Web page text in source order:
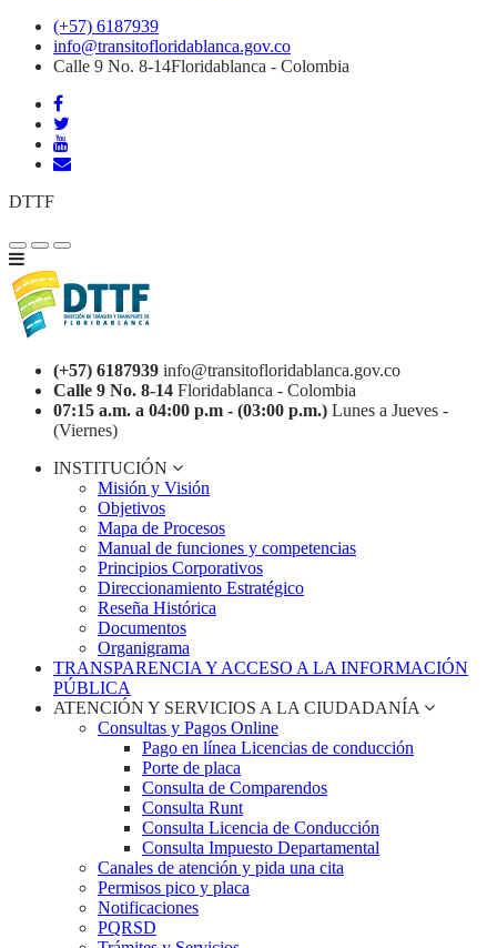
(+57) 6187939
info@transitofloridablanca.gov.co
Calle 9 No. 8-14Floridablanca - Colombia
DTTF
(+57) 6187939 info@transitofloridablanca.gov.co
Calle 9 No. 8-14 Floridablanca - Colombia
07:15 a.m. a 04:00 p.m - (03:00 p.m.) Lunes a Jueves -
(Viernes)
INSTITUCIÓN
Misión y Visión
Objetivos
Mapa de Procesos
Manual de funciones y competencias
Principios Corporativos
Direccionamiento Estratégico
Reseña Histórica
Documentos
Organigrama
TRANSPARENCIA Y ACCESO A LA INFORMACIÓN
PÚBLICA
ATENCIÓN Y SERVICIOS A LA CIUDADANÍA
Consultas y Pagos Online
Pago en línea Licencias de conducción
Porte de placa
Consulta de Comparendos
Consulta Runt
Consulta Licencia de Conducción
Consulta Impuesto Departamental
Canales de atención y pida una cita
Permisos pico y placa
Notificaciones
PQRSD